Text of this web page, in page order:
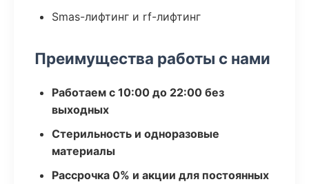
Smas-лифтинг и rf-лифтинг
Преимущества работы с нами
Работаем с 10:00 до 22:00 без
выходных
Стерильность и одноразовые
материалы
Рассрочка 0% и акции для постоянных